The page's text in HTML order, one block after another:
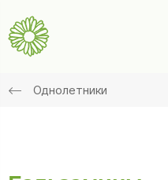
Однолетники